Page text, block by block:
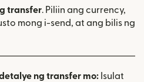
transfer. Piliin ang currency,
mong i-send, at ang bilis ng
ng transfer mo: Isulat